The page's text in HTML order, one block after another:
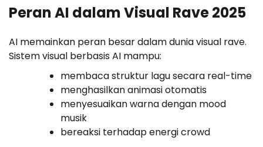
Peran AI dalam Visual Rave 2025
AI memainkan peran besar dalam dunia visual rave.
Sistem visual berbasis AI mampu:
membaca struktur lagu secara real-time
menghasilkan animasi otomatis
menyesuaikan warna dengan mood
musik
bereaksi terhadap energi crowd